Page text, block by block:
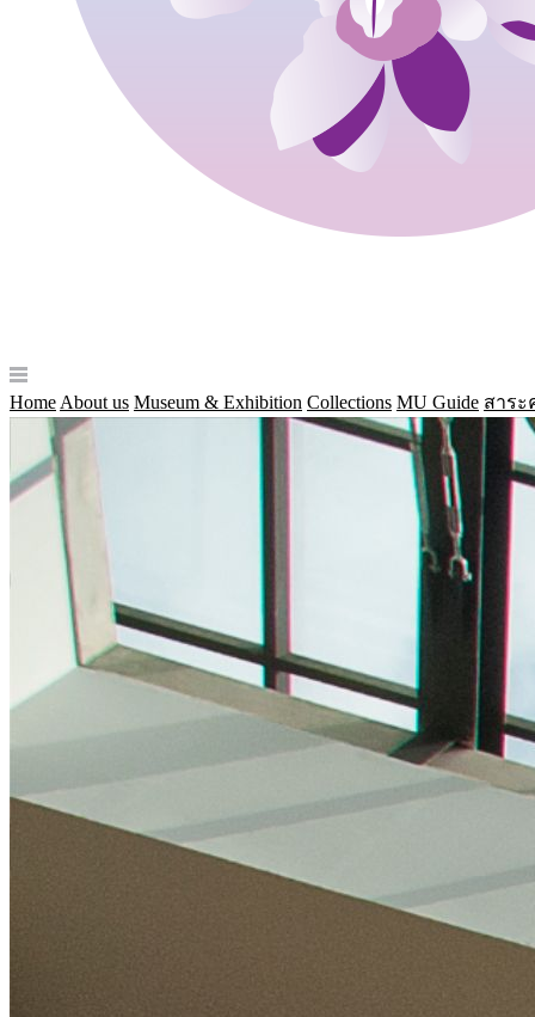
Home About us Museum & Exhibition Collections MU Guide สาระ